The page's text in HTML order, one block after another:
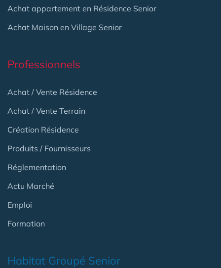
Achat appartement en Résidence Senior
Achat Maison en Village Senior
Professionnels
Achat / Vente Résidence
Achat / Vente Terrain
Création Résidence
Produits / Fournisseurs
Réglementation
Actu Marché
Emploi
Formation
Habitat Groupé Senior